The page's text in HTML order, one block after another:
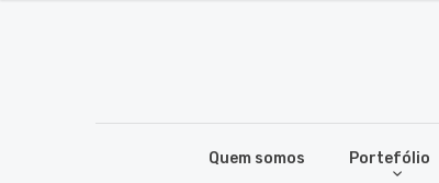
Quem somos Portefólio